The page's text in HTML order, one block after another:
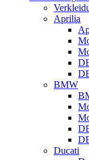
Aprilia
BMW
Ducati